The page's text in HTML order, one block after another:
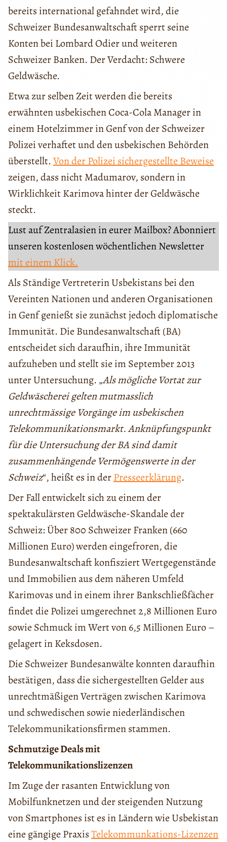
bereits international gefahndet wird, die
Schweizer Bundesanwaltschaft sperrt seine
Konten bei Lombard Odier und weiteren
Schweizer Banken. Der Verdacht: Schwere
Geldwäsche.
Etwa zur selben Zeit werden die bereits
erwähnten usbekischen Coca-Cola Manager in
einem Hotelzimmer in Genf von der Schweizer
Polizei verhaftet und den usbekischen Behörden
überstellt.Von der Polizei sichergestellte Beweise
zeigen, dass nicht Madumarov, sondern in
Wirklichkeit Karimova hinter der Geldwäsche
steckt.
Lust auf Zentralasien in eurer Mailbox? Abonniert
unseren kostenlosen wöchentlichen Newsletter
mit einem Klick.
Als Ständige Vertreterin Usbekistans bei den
Vereinten Nationen und anderen Organisationen
in Genf genießt sie zunächst jedoch diplomatische
Immunität. Die Bundesanwaltschaft (BA)
entscheidet sich daraufhin, ihre Immunität
aufzuheben und stellt sie im September 2013
unter Untersuchung. „Als mögliche Vortat zur
Geldwäscherei gelten mutmasslich
unrechtmässige Vorgänge im usbekischen
Telekommunikationsmarkt. Anknüpfungspunkt
für die Untersuchung der BA sind damit
zusammenhängende Vermögenswerte in der
Schweiz“, heißt es in derPresseerklärung.
Der Fall entwickelt sich zu einem der
spektakulärsten Geldwäsche-Skandale der
Schweiz: Über 800 Schweizer Franken (660
Millionen Euro) werden eingefroren, die
Bundesanwaltschaft konfisziert Wertgegenstände
und Immobilien aus dem näheren Umfeld
Karimovas und in einem ihrer Bankschließfächer
findet die Polizei umgerechnet 2,8 Millionen Euro
sowie Schmuck im Wert von 6,5 Millionen Euro –
gelagert in Keksdosen.
Die Schweizer Bundesanwälte konnten daraufhin
bestätigen, dass die sichergestellten Gelder aus
unrechtmäßigen Verträgen zwischen Karimova
und schwedischen sowie niederländischen
Telekommunikationsfirmen stammen.
Schmutzige Deals mit
Telekommunikationslizenzen
Im Zuge der rasanten Entwicklung von
Mobilfunknetzen und der steigenden Nutzung
von Smartphones ist es in Ländern wie Usbekistan
eine gängige PraxisTelekommunkations-Lizenzen